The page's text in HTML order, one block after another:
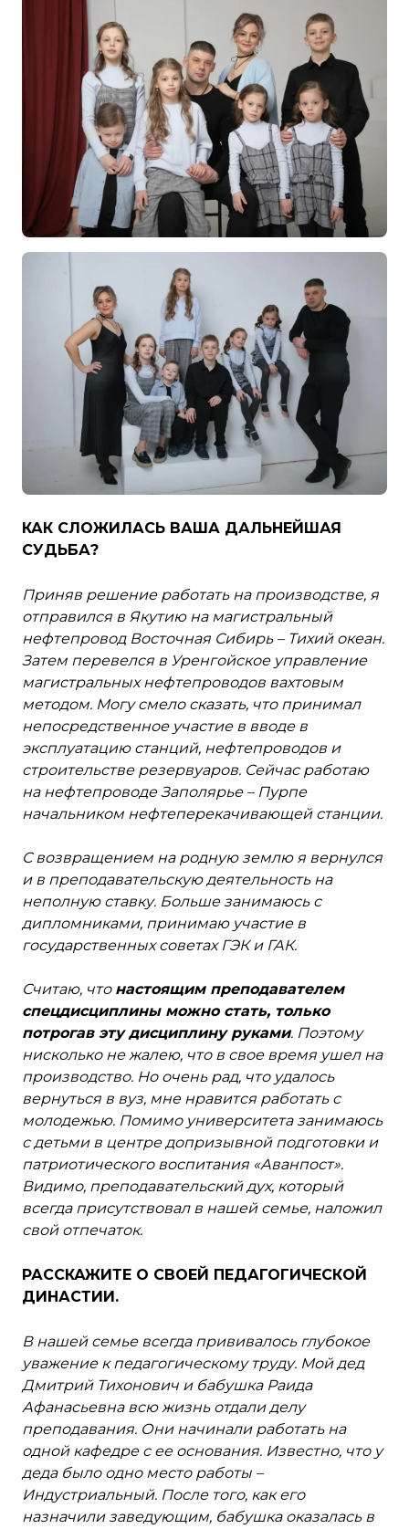
КАК СЛОЖИЛАСЬ ВАША ДАЛЬНЕЙШАЯ
СУДЬБА?
Приняв решение работать на производстве, я
отправился в Якутию на магистральный
нефтепровод Восточная Сибирь – Тихий океан.
Затем перевелся в Уренгойское управление
магистральных нефтепроводов вахтовым
методом. Могу смело сказать, что принимал
непосредственное участие в вводе в
эксплуатацию станций, нефтепроводов и
строительстве резервуаров. Сейчас работаю
на нефтепроводе Заполярье – Пурпе
начальником нефтеперекачивающей станции.
С возвращением на родную землю я вернулся
и в преподавательскую деятельность на
неполную ставку. Больше занимаюсь с
дипломниками, принимаю участие в
государственных советах ГЭК и ГАК.
Считаю, что настоящим преподавателем
спецдисциплины можно стать, только
потрогав эту дисциплину руками. Поэтому
нисколько не жалею, что в свое время ушел на
производство. Но очень рад, что удалось
вернуться в вуз, мне нравится работать с
молодежью. Помимо университета занимаюсь
с детьми в центре допризывной подготовки и
патриотического воспитания «Аванпост».
Видимо, преподавательский дух, который
всегда присутствовал в нашей семье, наложил
свой отпечаток.
РАССКАЖИТЕ О СВОЕЙ ПЕДАГОГИЧЕСКОЙ
ДИНАСТИИ.
В нашей семье всегда прививалось глубокое
уважение к педагогическому труду. Мой дед
Дмитрий Тихонович и бабушка Раида
Афанасьевна всю жизнь отдали делу
преподавания. Они начинали работать на
одной кафедре с ее основания. Известно, что у
деда было одно место работы –
Индустриальный. После того, как его
назначили заведующим, бабушка оказалась в